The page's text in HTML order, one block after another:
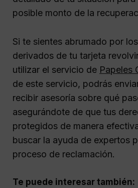
posible monto de la
Si te sientes abrumado por
derivados de tu tarjeta
utilizar el servicio de Papeles
de este servicio, podrás
recibir asesoría sobre qué
asegurándote de que tus
protegidos de manera
buscar la ayuda de expertos
proceso de reclamación.
Te puede interesar también: